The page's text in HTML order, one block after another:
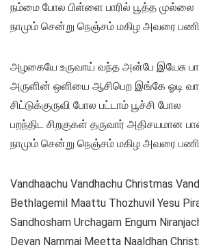
நம்மை போல பிள்ளை பாரில் பூத்த முல்லை
நாமும் சென்று நெஞ்சம் மகிழ அவரை
அழகையே உருவாய் வந்த அன்பே இயேசு
அருளின் ஒளியை ஆசிபெற இங்கே ஓடி
சிட்டுக்குருவி போல பட்டாம் பூச்சி போல
பறந்திட சிறகுகள் தருவார் அதிசயமான
நாமும் சென்று நெஞ்சம் மகிழ அவரை
Vandhaachu Vandhachu Christmas
Bethlagemil Maattu Thozhuvil Yesu
Sandhosham Urchagam Engum
Devan Nammai Meetta Naaldhan